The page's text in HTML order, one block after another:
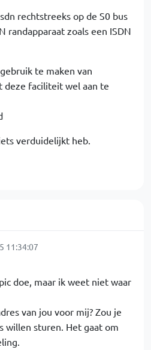
rechtstreeks op de S0 bus
randapparaat zoals een ISDN
te maken van
deze faciliteit wel aan te
verduidelijkt heb.
11:34:07
doe, maar ik weet niet waar
van jou voor mij? Zou je
willen sturen. Het gaat om